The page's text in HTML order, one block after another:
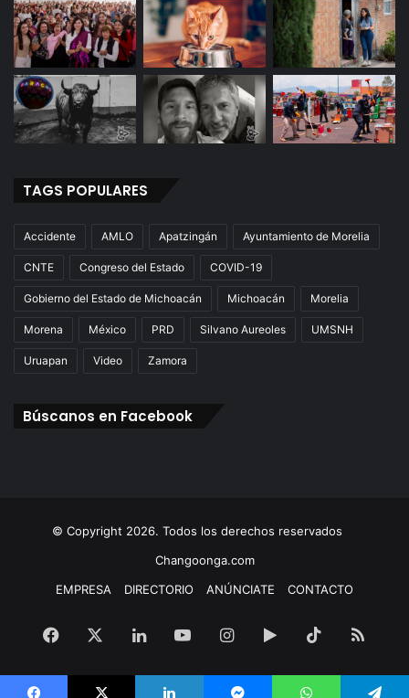
TAGS POPULARES
Accidente AMLO Apatzingán Ayuntamiento de Morelia
CNTE Congreso del Estado COVID-19
Gobierno del Estado de Michoacán Michoacán Morelia
Morena México PRD Silvano Aureoles UMSNH
Uruapan Video Zamora
Búscanos en Facebook
© Copyright 2026. Todos los derechos reservados
Changoonga.com
EMPRESA
DIRECTORIO ANÚNCIATE CONTACTO
Facebook LinkedInYouTubeInstagram
Google
Play
TikTokRSS